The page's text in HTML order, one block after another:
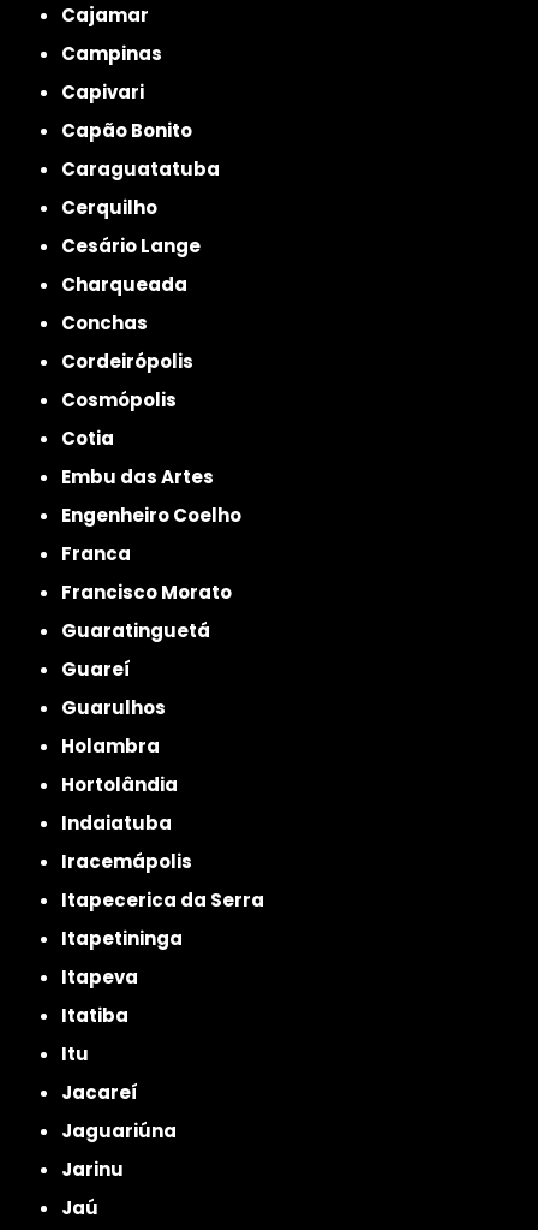
Cajamar
Campinas
Capivari
Capão Bonito
Caraguatatuba
Cerquilho
Cesário Lange
Charqueada
Conchas
Cordeirópolis
Cosmópolis
Cotia
Embu das Artes
Engenheiro Coelho
Franca
Francisco Morato
Guaratinguetá
Guareí
Guarulhos
Holambra
Hortolândia
Indaiatuba
Iracemápolis
Itapecerica da Serra
Itapetininga
Itapeva
Itatiba
Itu
Jacareí
Jaguariúna
Jarinu
Jaú